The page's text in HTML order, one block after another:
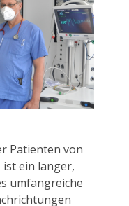
Patienten von
ein langer,
umfangreiche